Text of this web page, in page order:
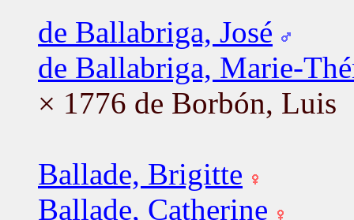
de Ballabriga, José
de Ballabriga, Marie-
× 1776 de Borbón, Luis
Ballade, Brigitte
Ballade, Catherine